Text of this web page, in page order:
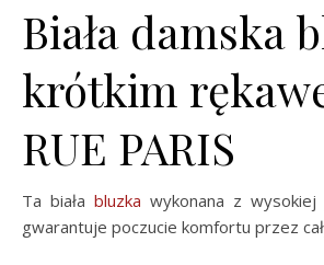
Biała damska
krótkim
RUE PARIS
Ta biała bluzka wykonana z wysokiej
gwarantuje poczucie komfortu przez